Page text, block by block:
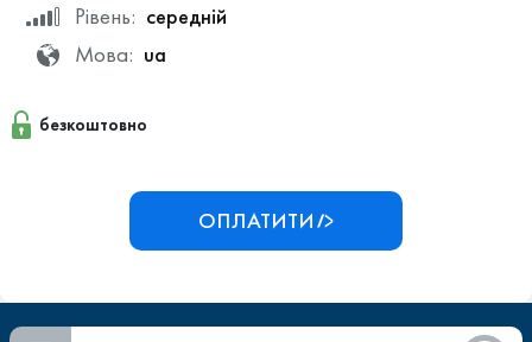
Рівень: середній
Мова: ua
безкоштовно
ОПЛАТИТИ